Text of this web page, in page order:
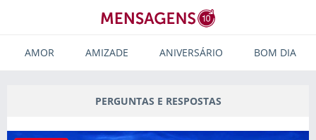
AMOR AMIZADE ANIVERSÁRIO BOM DIA
PERGUNTAS E RESPOSTAS